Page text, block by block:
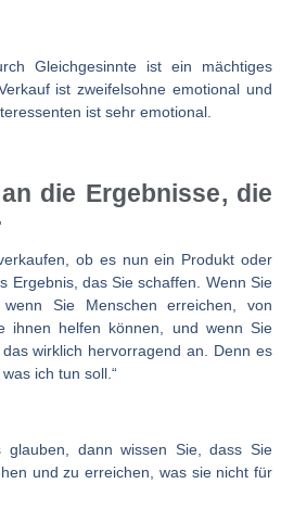
Gleichgesinnte ist ein mächtiges
ist zweifelsohne emotional und
ist sehr emotional.
die Ergebnisse, die
ob es nun ein Produkt oder
Ergebnis, das Sie schaffen. Wenn Sie
Sie Menschen erreichen, von
ihnen helfen können, und wenn Sie
wirklich hervorragend an. Denn es
ich tun soll.“
dann wissen Sie, dass Sie
und zu erreichen, was sie nicht für